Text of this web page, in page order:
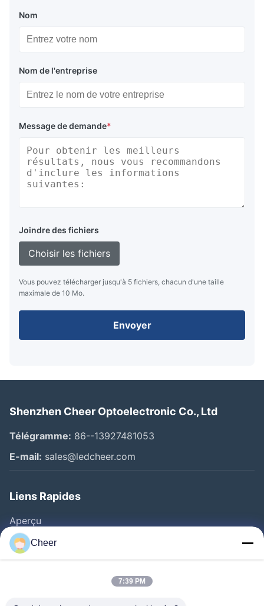
Nom
Nom de l'entreprise
Message de demande*
Joindre des fichiers
Choisir les fichiers
Vous pouvez télécharger jusqu'à 5 fichiers, chacun d'une taille
maximale de 10 Mo.
Envoyer
Shenzhen Cheer Optoelectronic Co., Ltd
Télégramme: 86--13927481053
E-mail: sales@ledcheer.com
Liens Rapides
Aperçu
Produits
A Propos De Nous
Contrôle De La Qualité
Cheer
7:39 PM